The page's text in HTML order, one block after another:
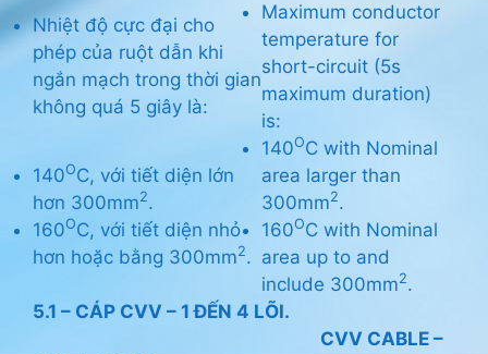
Nhiệt độ cực đại cho
phép của ruột dẫn khi
ngắn mạch trong thời gian
không quá 5 giây là:
Maximum conductor
temperature for
short-circuit (5s
maximum duration)
is:
140OC, với tiết diện lớn
hơn 300mm2.
160OC, với tiết diện nhỏ
hơn hoặc bằng 300mm2.
140OC with Nominal
area larger than
300mm2.
160OC with Nominal
area up to and
include 300mm2.
5.1 – CÁP CVV – 1 ĐẾN 4 LÕI.
CVV CABLE –